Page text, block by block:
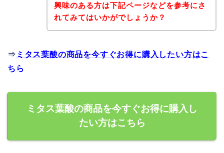
興味のある方は下記ページなどを参考にさ
れてみてはいかがでしょうか？
⇒ ミタス葉酸の商品を今すぐお得に購入したい方はこ
ちら
ミタス葉酸の商品を今すぐお得に購入し
たい方はこちら